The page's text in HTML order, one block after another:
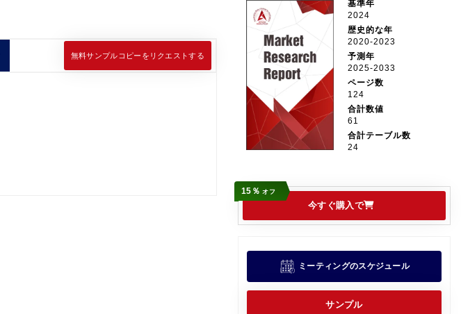
無料サンプルコピーをリクエストする
基準年
2024
歴史的な年
2020-2023
予測年
2025-2033
ページ数
124
合計数値
61
合計テーブル数
24
今すぐ購入で
15％ オフ
ミーティングのスケジュール
サンプル